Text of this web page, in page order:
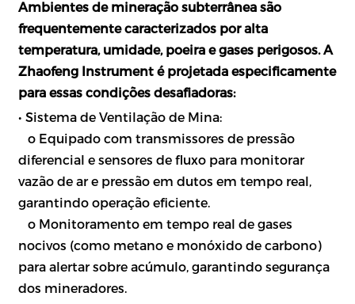
Ambientes de mineração subterrânea são
frequentemente caracterizados por alta
temperatura, umidade, poeira e gases perigosos. A
Zhaofeng Instrument é projetada especificamente
para essas condições desafiadoras:
• Sistema de Ventilação de Mina:
o Equipado com transmissores de pressão
diferencial e sensores de fluxo para monitorar
vazão de ar e pressão em dutos em tempo real,
garantindo operação eficiente.
o Monitoramento em tempo real de gases
nocivos (como metano e monóxido de carbono)
para alertar sobre acúmulo, garantindo segurança
dos mineradores.